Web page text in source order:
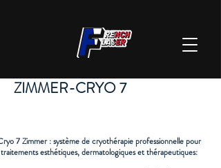
ZIMMER-CRYO 7
7 Zimmer : système de cryothérapie professionnelle pour
traitements esthétiques, dermatologiques et thérapeutiques: